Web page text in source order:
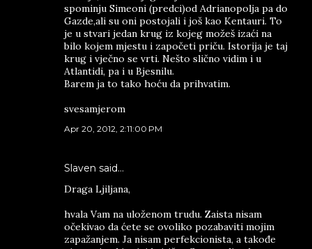
spominju Simeoni (predci)od Adrianopolja pa do
Gazde,ali su oni postojali i još kao Kentauri. To
je u stvari jedan krug iz kojeg možeš izaći na
bilo kojem mjestu i započeti priču. Istorija je taj
krug i vječno se vrti. Nešto slično vidim i u
Atlantidi, pa i u Bjesnilu.
Barem ja to tako hoću da prihvatim.
svesamjerom
Apr 20, 2012, 2:11:00 PM
Slaven said…
Draga Ljiljana,
hvala Vam na uloženom trudu. Zaista nisam
očekivao da ćete se ovoliko pozabaviti mojim
zapažanjem. Ja nisam perfekcionista, a takođe